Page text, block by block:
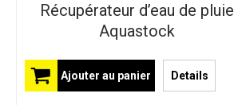
Récupérateur d’eau de pluie
Aquastock
Ajouter au panier Details